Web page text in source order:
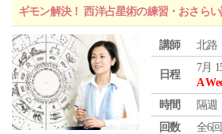
ギモン解決！ 西洋占星術の練習・おさら
講師 北
日程
7月
A
時間
隔週
回数
全6回